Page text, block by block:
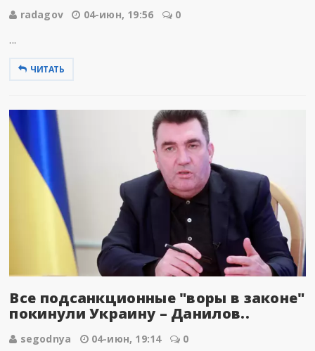
radagov 04-июн, 19:56 0
...
ЧИТАТЬ
Все подсанкционные "воры в законе"
покинули Украину – Данилов..
segodnya 04-июн, 19:14 0